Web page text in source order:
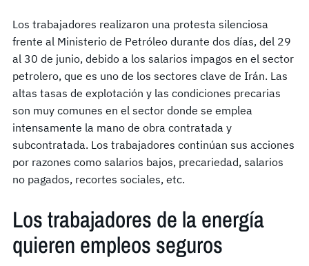
Los trabajadores realizaron una protesta silenciosa
frente al Ministerio de Petróleo durante dos días, del 29
al 30 de junio, debido a los salarios impagos en el sector
petrolero, que es uno de los sectores clave de Irán. Las
altas tasas de explotación y las condiciones precarias
son muy comunes en el sector donde se emplea
intensamente la mano de obra contratada y
subcontratada. Los trabajadores continúan sus acciones
por razones como salarios bajos, precariedad, salarios
no pagados, recortes sociales, etc.
Los trabajadores de la energía
quieren empleos seguros